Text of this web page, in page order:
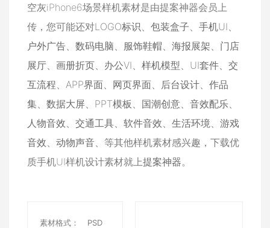
空灰iPhone6场景样机素材是由提案神器会员上
传，您可能还对LOGO标识 包装盒子 手机UI
户外广告
数码电脑 服饰鞋帽 海报展架
门店
展厅
画册折页 办公VI 样机模型 UI套件
交
互流程
APP界面 网页界面 后台设计
作品
集
数据大屏 PPT模板 国潮创意 音效配乐
人物音效
交通工具 软件音效 生活环境
游戏
音效
动物声音 、等其他样机素材感兴趣，下载优
质手机UI样机设计素材就上提案神器。
素材格式： PSD